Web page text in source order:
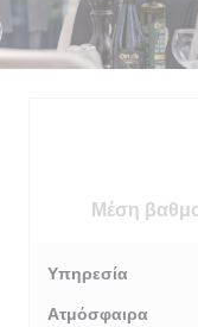
Μέση
Υπηρεσία
Ατμόσφαιρα